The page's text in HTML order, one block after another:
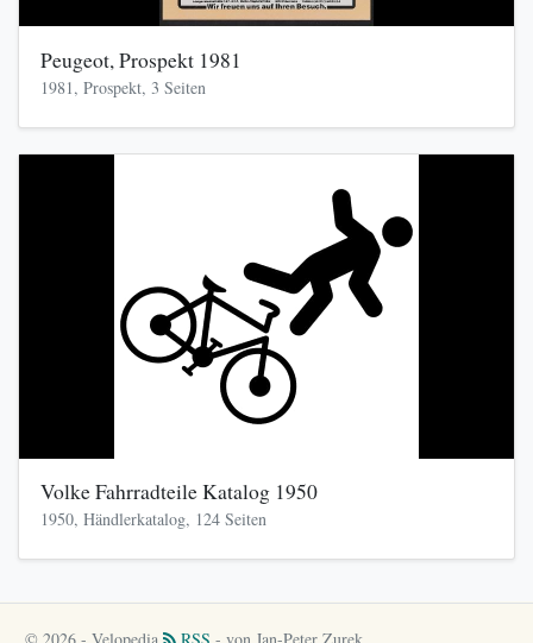
Peugeot, Prospekt 1981
1981, Prospekt, 3 Seiten
Volke Fahrradteile Katalog 1950
1950, Händlerkatalog, 124 Seiten